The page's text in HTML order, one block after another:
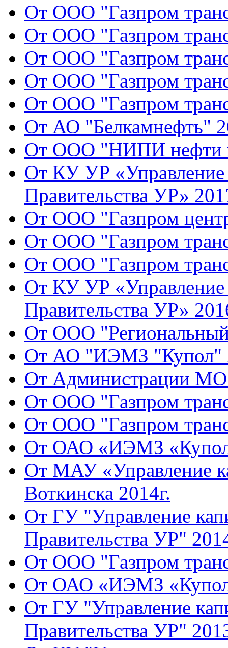
От ООО "Газпром
От ООО "Газпром
От ООО "Газпром
От ООО "Газпром
От ООО "Газпром
От АО "Белкамнефть"
От ООО "НИПИ нефти
От КУ УР «Управление
Правительства УР»
От ООО "Газпром
От ООО "Газпром
От ООО "Газпром
От КУ УР «Управление
Правительства УР»
От ООО
От АО "ИЭМЗ "Купол"
От Администрации МО
От ООО "Газпром
От ООО "Газпром
От ОАО «ИЭМЗ
От МАУ «Управление
Воткинска 2014г.
От ГУ "Управление
Правительства УР"
От ООО "Газпром
От ОАО «ИЭМЗ
От ГУ "Управление
Правительства УР"